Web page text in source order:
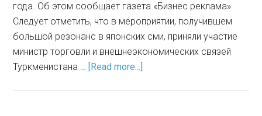
года. Об этом сообщает газета «Бизнес реклама».
Следует отметить, что в мероприятии, получившем
большой резонанс в японских сми, приняли участие
министр торговли и внешнеэкономических связей
Туркменистана … [Read more...]